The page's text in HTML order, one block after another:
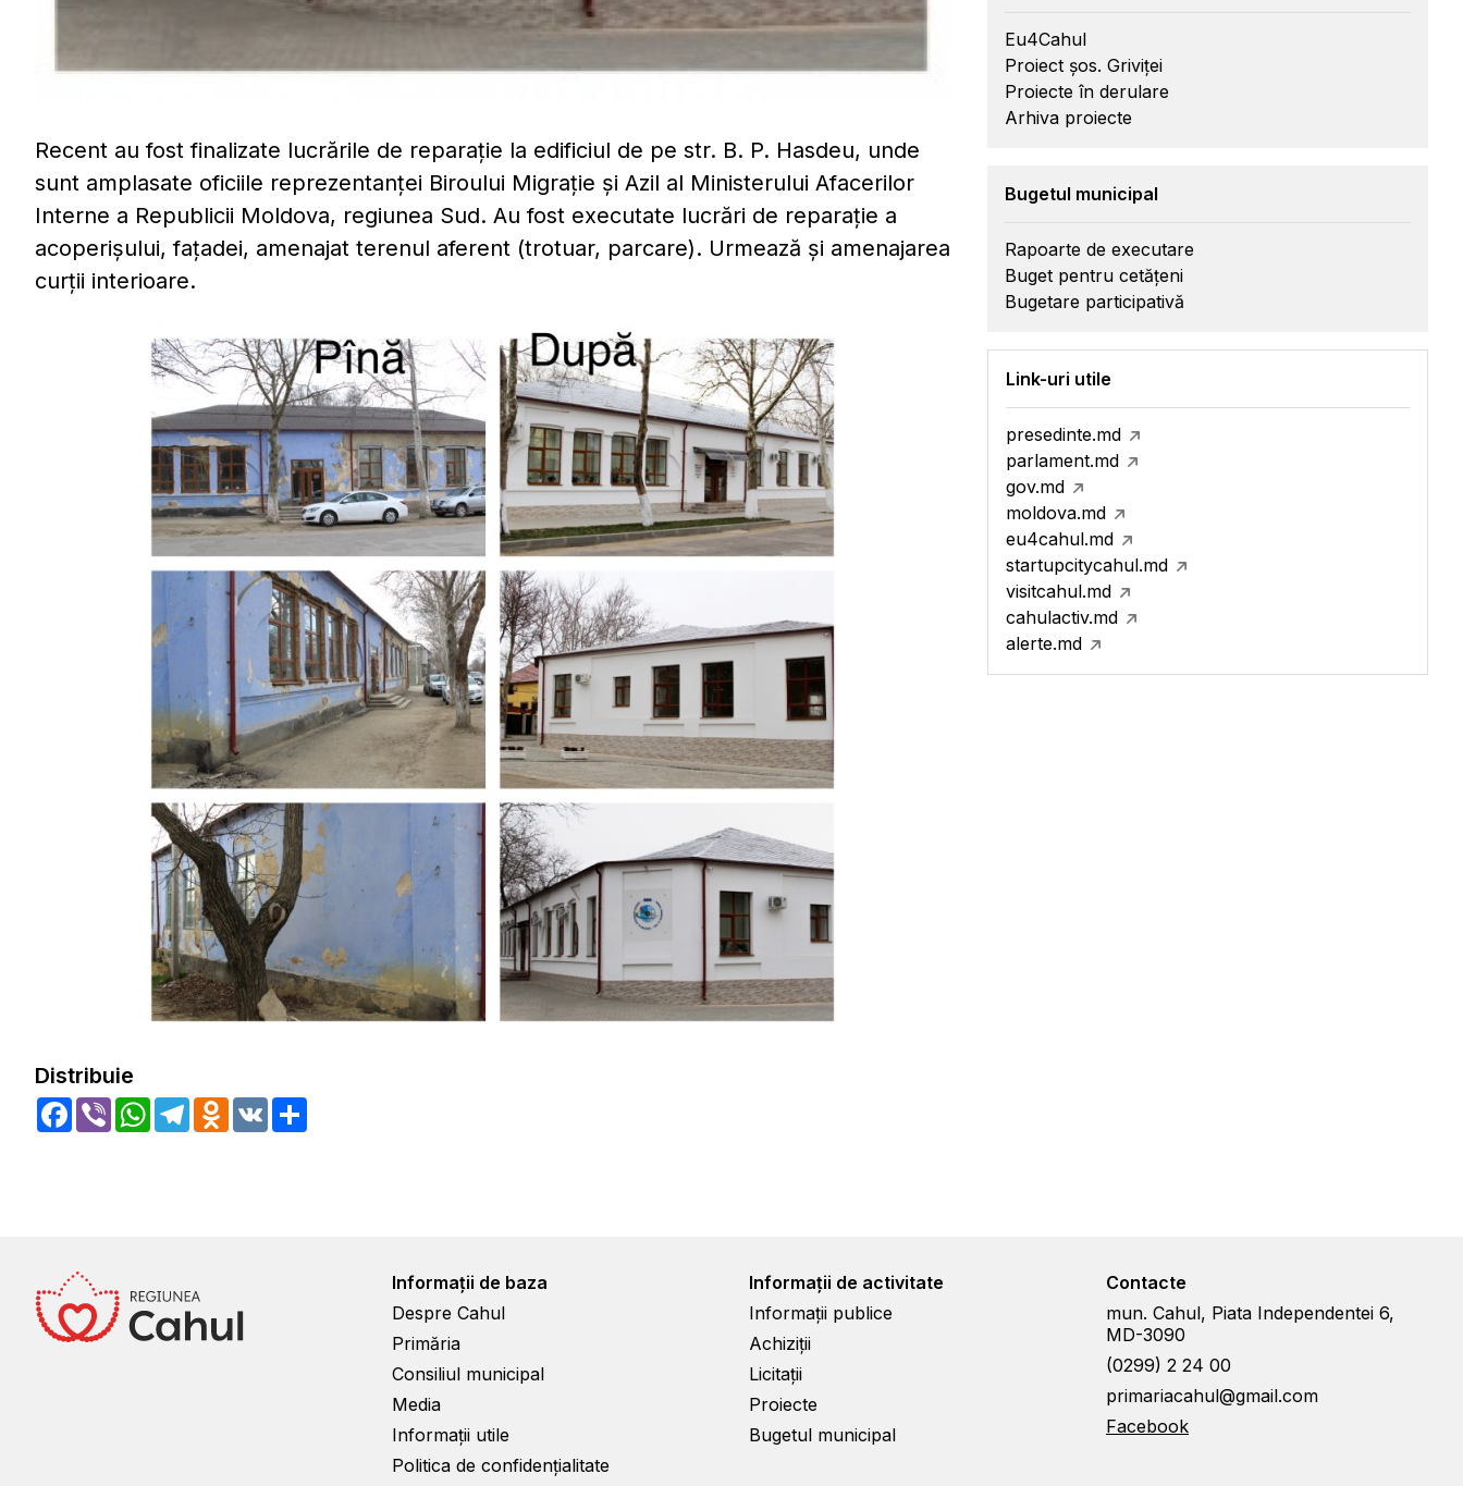
Recent au fost finalizate lucrările de reparație la edificiul de pe str. B. P. Hasdeu, unde
sunt amplasate oficiile reprezentanței Biroului Migrație și Azil al Ministerului Afacerilor
Interne a Republicii Moldova, regiunea Sud. Au fost executate lucrări de reparație a
acoperișului, fațadei, amenajat terenul aferent (trotuar, parcare). Urmează și amenajarea
curții interioare.
Distribuie
Facebook
Viber WhatsApp
TelegramOdnoklassniki
VK
Eu4Cahul
Proiect șos. Griviței
Proiecte în derulare
Arhiva proiecte
Bugetul municipal
Rapoarte de executare
Buget pentru cetățeni
Bugetare participativă
Link-uri utile
presedinte.md
parlament.md
gov.md
moldova.md
eu4cahul.md
startupcitycahul.md
visitcahul.md
cahulactiv.md
alerte.md
Informații de baza
Despre Cahul
Primăria
Consiliul municipal
Media
Informații utile
Politica de confidențialitate
Informații de activitate
Informații publice
Achiziții
Licitații
Proiecte
Bugetul municipal
Contacte
mun. Cahul, Piata Independentei 6,
MD-3090
(0299) 2 24 00
primariacahul@gmail.com
Facebook